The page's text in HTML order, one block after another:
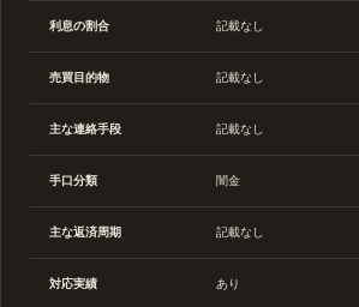
利息の割合 記載なし
売買目的物 記載なし
主な連絡手段 記載なし
手口分類 闇金
主な返済周期 記載なし
対応実績 あり